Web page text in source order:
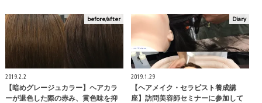
before/after
2019.2.2
【暗めグレージュカラー】ヘアカラ
ーが退色した際の赤み、黄色味を抑
Diary
2019.1.29
【ヘアメイク・セラピスト養成講
座】訪問美容師セミナーに参加して